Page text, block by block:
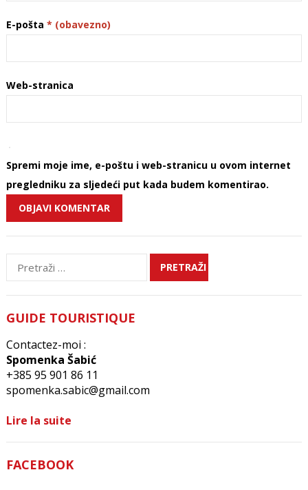
E-pošta * (obavezno)
Web-stranica
Spremi moje ime, e-poštu i web-stranicu u ovom internet
pregledniku za sljedeći put kada budem komentirao.
GUIDE TOURISTIQUE
Contactez-moi :
Spomenka Šabić
+385 95 901 86 11
spomenka.sabic@gmail.com
Lire la suite
FACEBOOK